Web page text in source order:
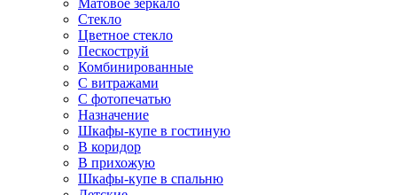
Матовое зеркало
Стекло
Цветное стекло
Пескоструй
Комбинированные
С витражами
С фотопечатью
Назначение
Шкафы-купе в гостиную
В коридор
В прихожую
Шкафы-купе в спальню